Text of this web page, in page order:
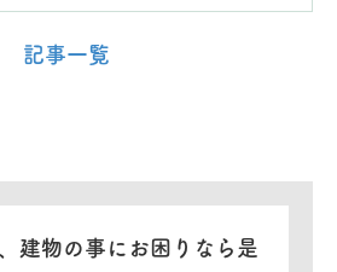
記事一覧
建物の事にお困りなら是